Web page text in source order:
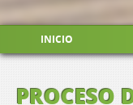
INICIO
PROCESO